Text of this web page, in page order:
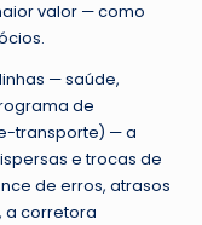
valor — como
— saúde,
de
transporte) — a
e trocas de
de erros, atrasos
a corretora